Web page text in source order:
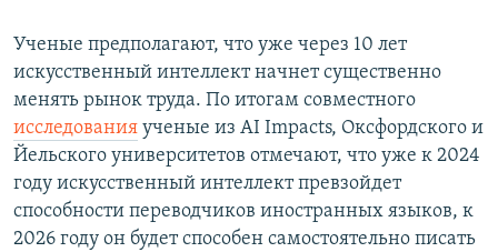
Ученые предполагают, что уже через 10 лет
искусственный интеллект начнет существенно
менять рынок труда. По итогам совместного
исследования ученые из AI Impacts, Оксфордского и
Йельского университетов отмечают, что уже к 2024
году искусственный интеллект превзойдет
способности переводчиков иностранных языков, к
2026 году он будет способен самостоятельно писать